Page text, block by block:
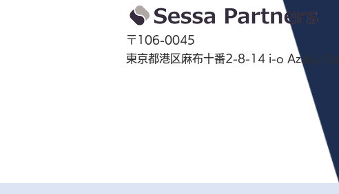
〒106-0045
東京都港区麻布十番2-8-14 i-o Azabu 5a